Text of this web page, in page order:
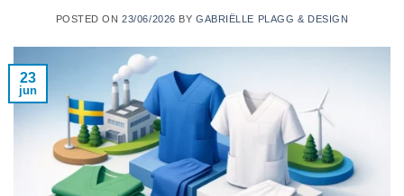
POSTED ON23/06/2026 BY GABRIËLLE PLAGG & DESIGN
23
jun